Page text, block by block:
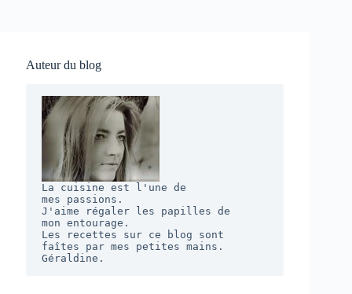
Auteur du blog
La cuisine est l'une de
mes passions.
J'aime régaler les papilles de
mon entourage.
Les recettes sur ce blog sont
faîtes par mes petites mains.
Géraldine.